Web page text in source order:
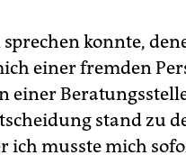
konnte,
einer fremden
einer
stand zu
ich musste mich